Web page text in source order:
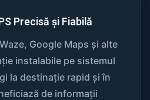
Precisă și Fiabilă
Google Maps și alte
instalabile pe sistemul
la destinație rapid și în
de informații